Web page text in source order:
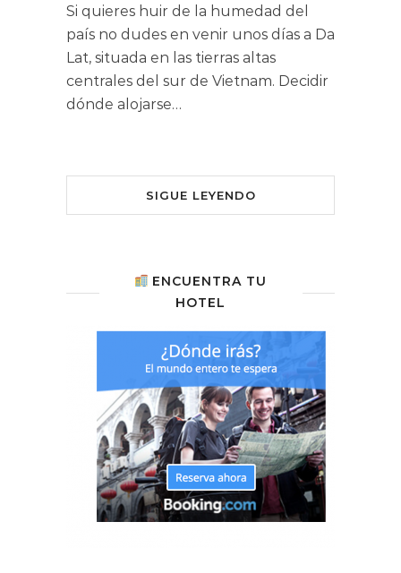
Si quieres huir de la humedad del
país no dudes en venir unos días a Da
Lat, situada en las tierras altas
centrales del sur de Vietnam. Decidir
dónde alojarse…
SIGUE LEYENDO
ENCUENTRA TU
HOTEL